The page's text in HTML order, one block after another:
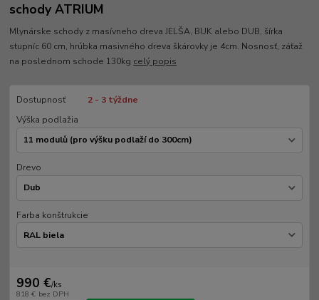
schody ATRIUM
Mlynárske schody z masívneho dreva JELŠA, BUK alebo DUB, šírka
stupníc 60 cm, hrúbka masivného dreva škárovky je 4cm. Nosnosť, záťaž
na poslednom schode 130kg celý popis
Dostupnosť
2 - 3 týždne
Výška podlažia
Drevo
Farba konštrukcie
990 €/ks
818 € bez DPH